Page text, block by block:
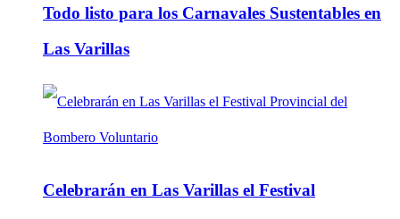
Todo listo para los Carnavales Sustentables en
Las Varillas
Celebrarán en Las Varillas el Festival